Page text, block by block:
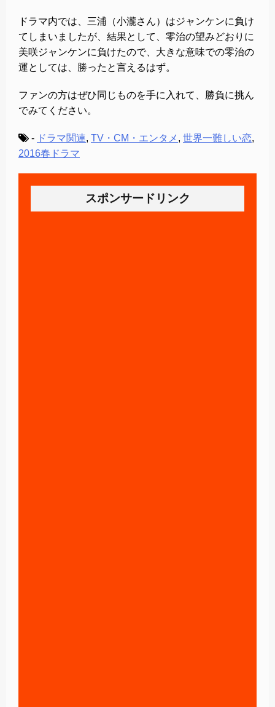
ドラマ内では、三浦（小瀧さん）はジャンケンに負け
てしまいましたが、結果として、零治の望みどおりに
美咲ジャンケンに負けたので、大きな意味での零治の
運としては、勝ったと言えるはず。
ファンの方はぜひ同じものを手に入れて、勝負に挑ん
でみてください。
- ドラマ関連, TV・CM・エンタメ , 世界一難しい恋,
2016春ドラマ
スポンサードリンク